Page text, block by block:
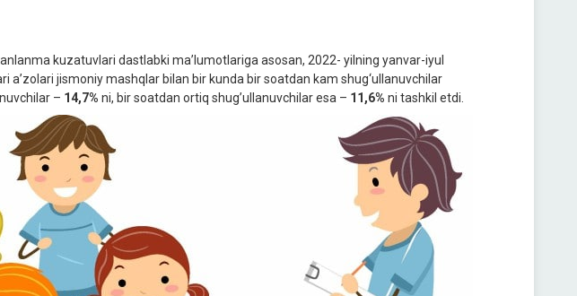
kuzatuvlari dastlabki ma’lumotlariga asosan, 2022- yilning yanvar-iyul
a’zolari jismoniy mashqlar bilan bir kunda bir soatdan kam shug‘ullanuvchilar
– 14,7% ni, bir soatdan ortiq shug’ullanuvchilar esa – 11,6% ni tashkil etdi.